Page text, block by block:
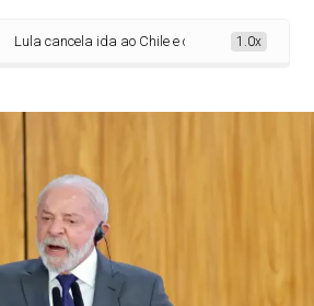
Lula cancela ida ao Chile e chanceler representará
1.0x